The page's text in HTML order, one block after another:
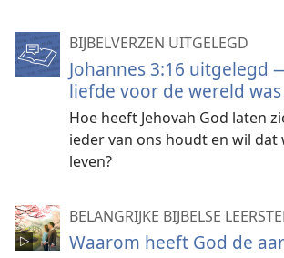
BIJBELVERZEN UITGELEGD
Johannes 3:16 uitgelegd
liefde voor de wereld was
Hoe heeft Jehovah God laten
ieder van ons houdt en wil dat
leven?
BELANGRIJKE BIJBELSE
Waarom heeft God de